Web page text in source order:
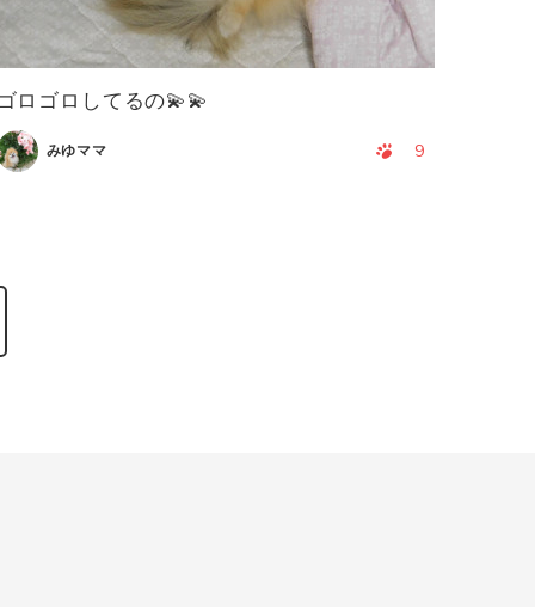
ロゴロしてるの💫💫
みゆママ 9